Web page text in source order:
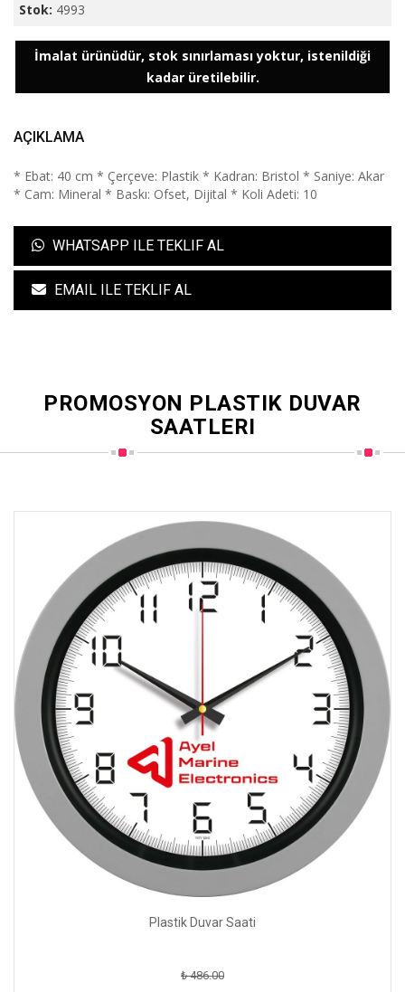
Stok: 4993
İmalat ürünüdür, stok sınırlaması yoktur, istenildiği
kadar üretilebilir.
AÇIKLAMA
* Ebat: 40 cm * Çerçeve: Plastik * Kadran: Bristol * Saniye: Akar
* Cam: Mineral * Baskı: Ofset, Dijital * Koli Adeti: 10
WHATSAPP ILE TEKLIF AL
EMAIL ILE TEKLIF AL
PROMOSYON PLASTIK DUVAR
SAATLERI
Plastik Duvar Saati
₺ 486.00